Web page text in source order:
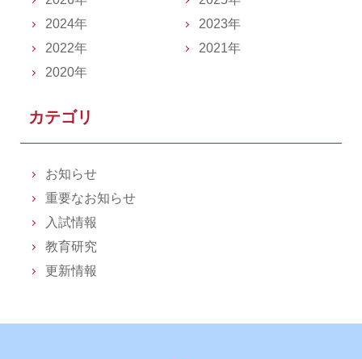
2024年
2023年
2022年
2021年
2020年
カテゴリ
お知らせ
重要なお知らせ
入試情報
教育研究
更新情報